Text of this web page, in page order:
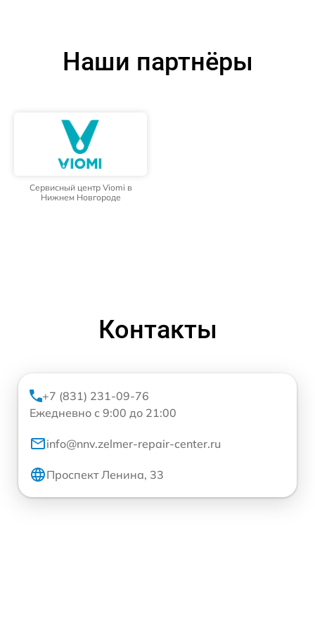
Наши партнёры
Сервисный центр Viomi в
Нижнем Новгороде
Контакты
+7 (831) 231-09-76
Ежедневно с 9:00 до 21:00
info@nnv.zelmer-repair-center.ru
Проспект Ленина, 33